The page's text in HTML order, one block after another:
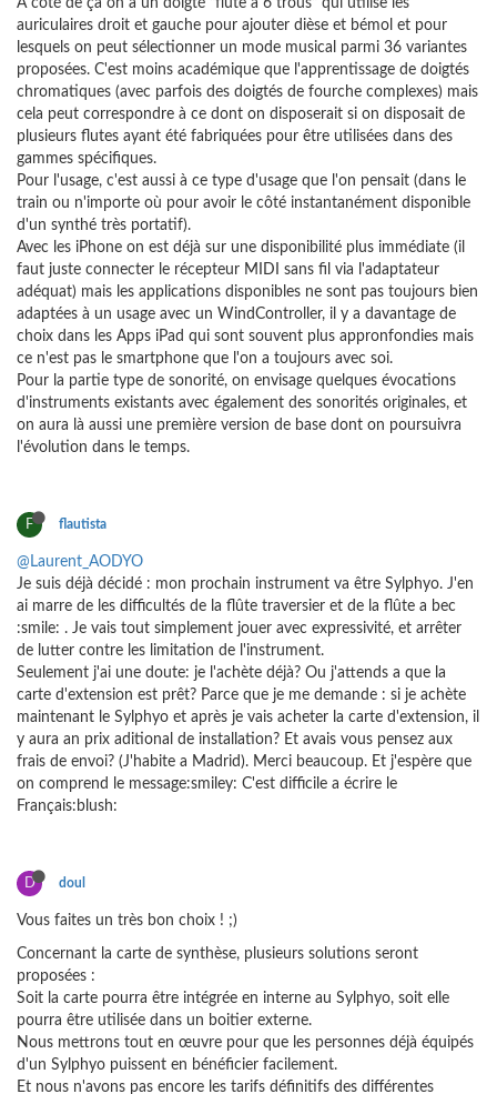
A côté de ça on a un doigté "flute à 6 trous" qui utilise les
auriculaires droit et gauche pour ajouter dièse et bémol et pour
lesquels on peut sélectionner un mode musical parmi 36 variantes
proposées. C'est moins académique que l'apprentissage de doigtés
chromatiques (avec parfois des doigtés de fourche complexes) mais
cela peut correspondre à ce dont on disposerait si on disposait de
plusieurs flutes ayant été fabriquées pour être utilisées dans des
gammes spécifiques.
Pour l'usage, c'est aussi à ce type d'usage que l'on pensait (dans le
train ou n'importe où pour avoir le côté instantanément disponible
d'un synthé très portatif).
Avec les iPhone on est déjà sur une disponibilité plus immédiate (il
faut juste connecter le récepteur MIDI sans fil via l'adaptateur
adéquat) mais les applications disponibles ne sont pas toujours bien
adaptées à un usage avec un WindController, il y a davantage de
choix dans les Apps iPad qui sont souvent plus appronfondies mais
ce n'est pas le smartphone que l'on a toujours avec soi.
Pour la partie type de sonorité, on envisage quelques évocations
d'instruments existants avec également des sonorités originales, et
on aura là aussi une première version de base dont on poursuivra
l'évolution dans le temps.
F flautista
@Laurent_AODYO
Je suis déjà décidé : mon prochain instrument va être Sylphyo. J'en
ai marre de les difficultés de la flûte traversier et de la flûte a bec
:smile: . Je vais tout simplement jouer avec expressivité, et arrêter
de lutter contre les limitation de l'instrument.
Seulement j'ai une doute: je l'achète déjà? Ou j'attends a que la
carte d'extension est prêt? Parce que je me demande : si je achète
maintenant le Sylphyo et après je vais acheter la carte d'extension, il
y aura an prix aditional de installation? Et avais vous pensez aux
frais de envoi? (J'habite a Madrid). Merci beaucoup. Et j'espère que
on comprend le message:smiley: C'est difficile a écrire le
Français:blush:
D doul
Vous faites un très bon choix ! ;)
Concernant la carte de synthèse, plusieurs solutions seront
proposées :
Soit la carte pourra être intégrée en interne au Sylphyo, soit elle
pourra être utilisée dans un boitier externe.
Nous mettrons tout en œuvre pour que les personnes déjà équipés
d'un Sylphyo puissent en bénéficier facilement.
Et nous n'avons pas encore les tarifs définitifs des différentes